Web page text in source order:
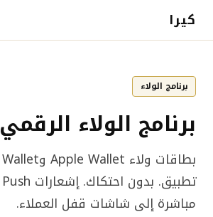
كيرا
برنامج الولاء
برنامج الولاء الرقمي
مباشرة إلى شاشات قفل العملاء.